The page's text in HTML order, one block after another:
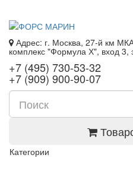
Адрес: г. Москва, 27-й км
комплекс "Формула Х", вход 3,
+7 (495) 730-53-32
+7 (909) 900-90-07
Категории